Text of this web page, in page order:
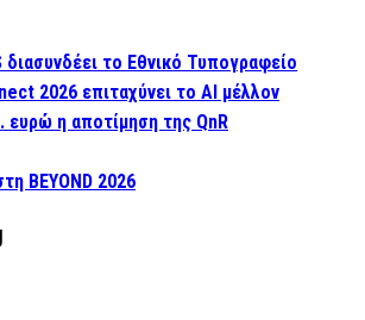
διασυνδέει το Εθνικό Τυπογραφείο
2026 επιταχύνει το AI μέλλον
ευρώ η αποτίμηση της QnR
BEYOND 2026